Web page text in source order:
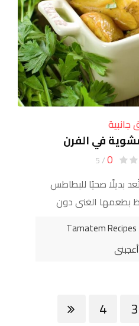
في الفرن
0
/ 5
بديلًا صحيًا للبطاطس
بطعمها الغني دون
كطبق جانبي مع
Tamatem